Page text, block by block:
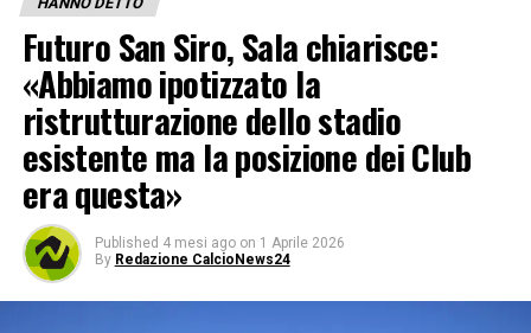
Futuro San Siro, Sala chiarisce:
«Abbiamo ipotizzato la
ristrutturazione dello stadio
esistente ma la posizione dei Club
era questa»
Published 4 mesi ago on 1 Aprile 2026
By Redazione CalcioNews24